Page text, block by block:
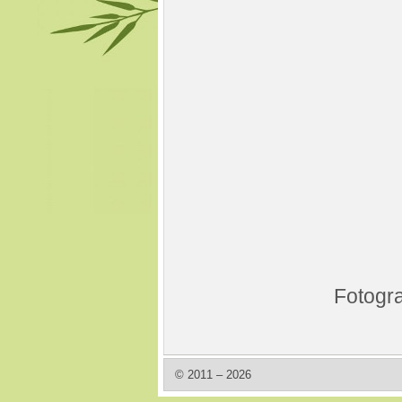
© 2011 – 2026